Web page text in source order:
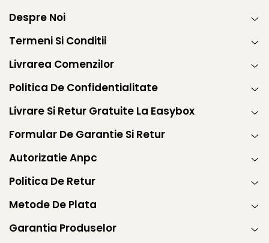
Despre Noi
Termeni Si Conditii
Livrarea Comenzilor
Politica De Confidentialitate
Livrare Si Retur Gratuite La Easybox
Formular De Garantie Si Retur
Autorizatie Anpc
Politica De Retur
Metode De Plata
Garantia Produselor